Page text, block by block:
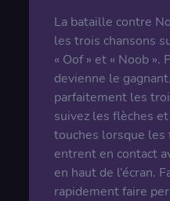
La bataille contre
les trois chansons
« Oof » et « Noob ».
devienne le
parfaitement les
suivez les flèches
touches lorsque
entrent en contact
en haut de l’écran.
rapidement faire